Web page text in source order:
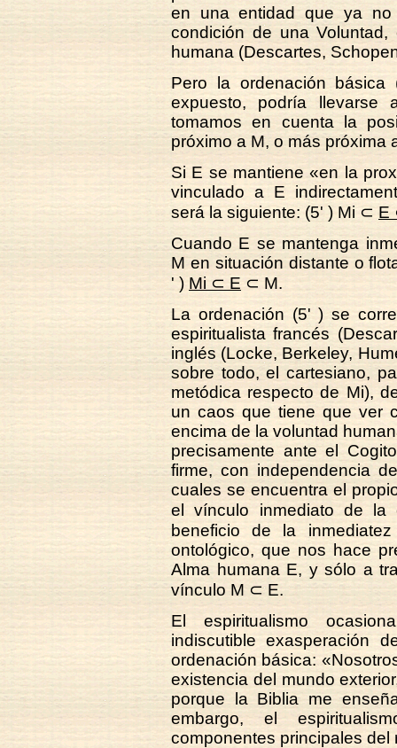
en una entidad que ya no
condición de una
humana (Descartes,
Pero la ordenación
expuesto, podría llevarse
tomamos en cuenta la
próximo a M, o más próxima
Si E se mantiene «en la
vinculado a E
será la siguiente: (5' ) Mi ⊂ E
Cuando E se mantenga
M en situación distante o
' ) Mi ⊂ E ⊂ M.
La ordenación (5' ) se
espiritualista francés
inglés (Locke, Berkeley,
sobre todo, el cartesiano,
metódica respecto de Mi),
un caos que tiene que ver
encima de la voluntad
precisamente ante el
firme, con independencia
cuales se encuentra el
el vínculo inmediato de
beneficio de la
ontológico, que nos hace
Alma humana E, y sólo a
vínculo M ⊂ E.
El espiritualismo
indiscutible exasperación
ordenación básica:
existencia del mundo
porque la Biblia me
embargo, el
componentes principales del